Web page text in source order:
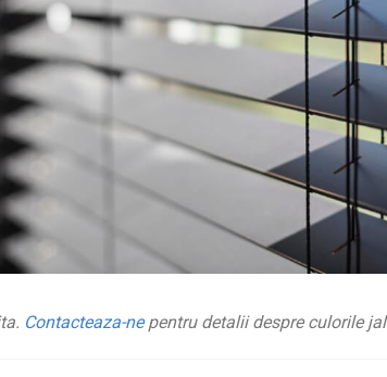
Contacteaza-nepentru detalii despre culorile